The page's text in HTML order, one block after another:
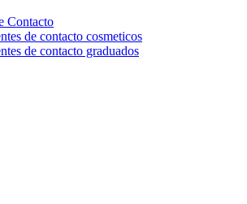
Contacto
de contacto cosmeticos
de contacto graduados